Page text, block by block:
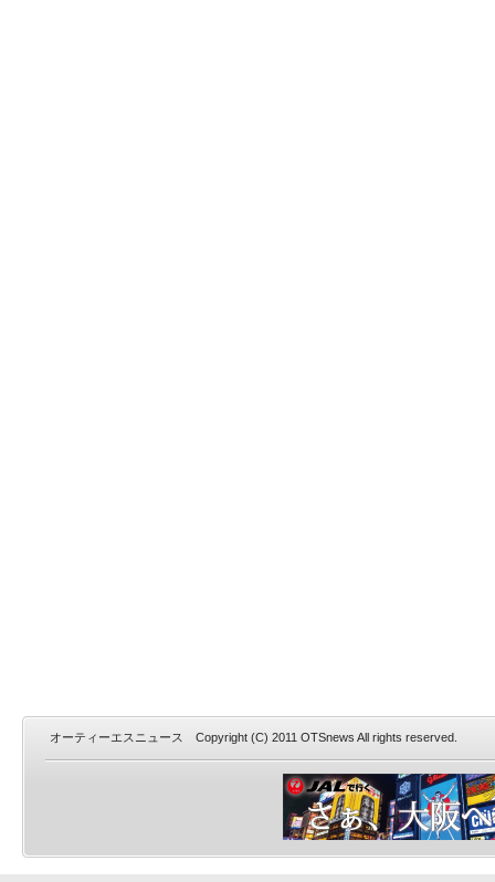
オーティーエスニュース Copyright (C) 2011 OTSnews All rights reserved.